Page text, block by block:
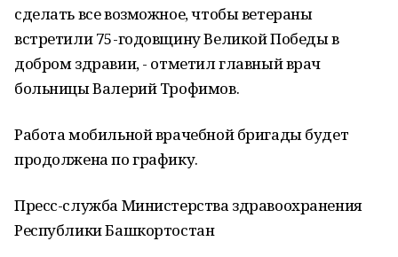
сделать все возможное, чтобы ветераны
встретили 75-годовщину Великой Победы в
добром здравии, - отметил главный врач
больницы Валерий Трофимов.
Работа мобильной врачебной бригады будет
продолжена по графику.
Пресс-служба Министерства здравоохранения
Республики Башкортостан